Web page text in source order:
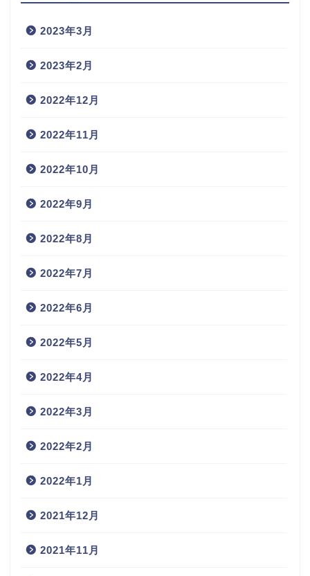
2023年3月
2023年2月
2022年12月
2022年11月
2022年10月
2022年9月
2022年8月
2022年7月
2022年6月
2022年5月
2022年4月
2022年3月
2022年2月
2022年1月
2021年12月
2021年11月